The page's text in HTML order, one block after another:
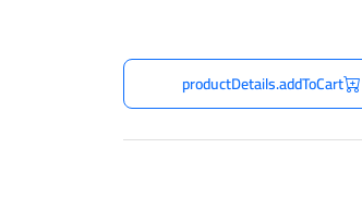
productDetails.addToCart